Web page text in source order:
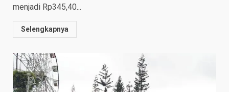
menjadi Rp345,40...
Selengkapnya